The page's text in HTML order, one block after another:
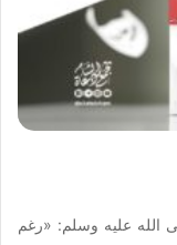
الله عليه وسلم: «رغم